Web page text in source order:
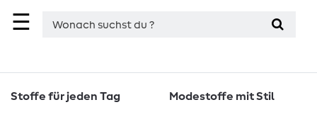
☰
Stoffe für jeden Tag Modestoffe mit Stil